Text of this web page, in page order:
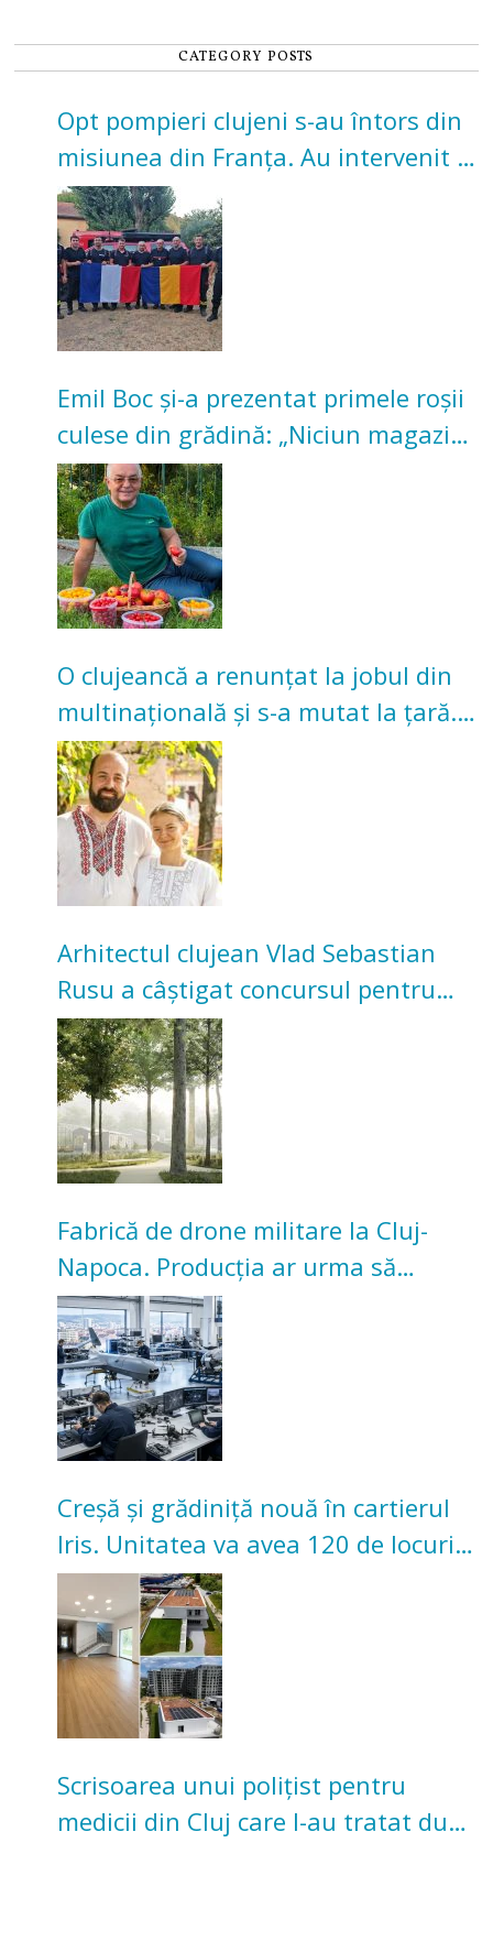
CATEGORY POSTS
Opt pompieri clujeni s-au întors din
misiunea din Franța. Au intervenit la
incendii de vegetație și pădure
Emil Boc și-a prezentat primele roșii
culese din grădină: „Niciun magazin
nu poate oferi această satisfacție”
O clujeancă a renunțat la jobul din
multinațională și s-a mutat la țară.
Acum cultivă legume în grădina
bunicilor
Arhitectul clujean Vlad Sebastian
Rusu a câștigat concursul pentru
transformarea Grădinii Casei
Universitarilor
Fabrică de drone militare la Cluj-
Napoca. Producția ar urma să
înceapă în toamna acestui an
Creșă și grădiniță nouă în cartierul
Iris. Unitatea va avea 120 de locuri
pentru copii
Scrisoarea unui polițist pentru
medicii din Cluj care l-au tratat după